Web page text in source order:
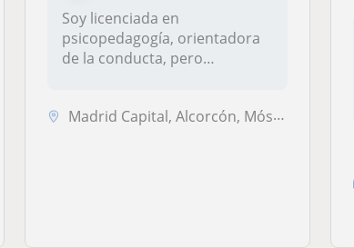
Soy licenciada en
psicopedagogía, orientadora
de la conducta, pero
Madrid Capital, Alcorcón, Móstoles